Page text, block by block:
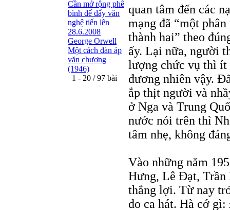
Cần mở rộng phê
bình để đẩy văn
nghệ tiến lên
28.6.2008
George Orwell
Một cách đàn áp
văn chương
(1946)
1 - 20 / 97 bài
quan tâm đến các
mạng đã “một
thành hai” theo
ấy. Lại nữa, người
lượng chức vụ thì ít
đương nhiên vậy.
ắp thịt người và
ở Nga và Trung
nước nói trên thì
tâm nhẹ, không
Vào những năm
Hưng, Lê Ðạt, Trần
thắng lợi. Từ nay
do ca hát. Hà cớ gì: